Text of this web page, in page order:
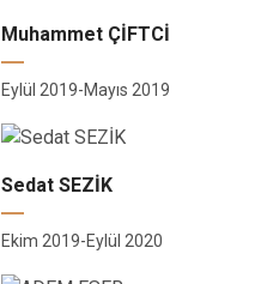
Muhammet ÇİFTCİ
Eylül 2019-Mayıs 2019
Sedat SEZİK
Ekim 2019-Eylül 2020